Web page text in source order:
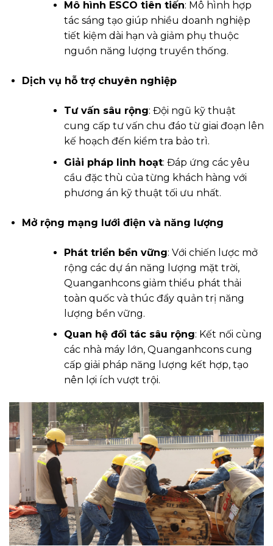
Mô hình ESCO tiên tiến: Mô hình hợp
tác sáng tạo giúp nhiều doanh nghiệp
tiết kiệm dài hạn và giảm phụ thuộc
nguồn năng lượng truyền thống.
Dịch vụ hỗ trợ chuyên nghiệp
Tư vấn sâu rộng: Đội ngũ kỹ thuật
cung cấp tư vấn chu đáo từ giai đoạn lên
kế hoạch đến kiểm tra bảo trì.
Giải pháp linh hoạt: Đáp ứng các yêu
cầu đặc thù của từng khách hàng với
phương án kỹ thuật tối ưu nhất.
Mở rộng mạng lưới điện và năng lượng
Phát triển bền vững: Với chiến lược mở
rộng các dự án năng lượng mặt trời,
Quanganhcons giảm thiểu phát thải
toàn quốc và thúc đẩy quản trị năng
lượng bền vững.
Quan hệ đối tác sâu rộng: Kết nối cùng
các nhà máy lớn, Quanganhcons cung
cấp giải pháp năng lượng kết hợp, tạo
nên lợi ích vượt trội.